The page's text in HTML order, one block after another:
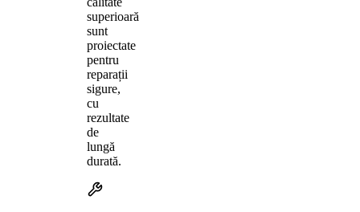
superioară
sunt
proiectate
pentru
reparații
sigure,
cu
rezultate
de
lungă
durată.